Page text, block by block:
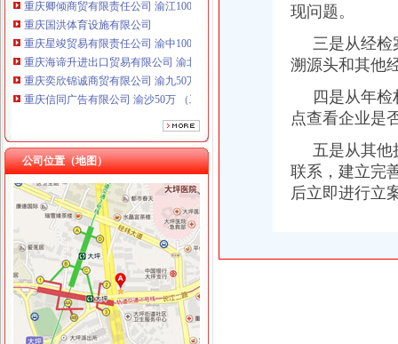
重庆国洪体育设施有限公司
重庆星竣贸易有限责任公司 渝中100万 （进出口权）
重庆海谛升进出口贸易有限公司 渝北100万 （进出口权）
重庆奕欣锦诚商贸有限公司 渝九50万 （工商注册）
重庆信同广告有限公司 渝沙50万 （工商注册）
重庆三虹房地产营销策划有限公司
重庆鸽牌电线电缆有限公司 渝北10010万 (进出口权)
重庆傲志众达投资咨询有限责任公司 渝九1000万 （增资）
重庆臣夫商贸有限公司 （执照专让）
重庆卿倾商贸有限责任公司 渝江100万 （工商注册）
重庆国洪体育设施有限公司
重庆星竣贸易有限责任公司 渝中100万 （进出口权）
重庆海谛升进出口贸易有限公司 渝北100万 （进出口权）
重庆奕欣锦诚商贸有限公司 渝九50万 （工商注册）
重庆信同广告有限公司 渝沙50万 （工商注册）
重庆三虹房地产营销策划有限公司
重庆宝鹰汽车销售有限公司
公司位置（地图）
工商动态
璧山局“六个化”一般纳税人怎么交税推进政务公开工作
荣昌局怎么注册一般纳税人突出重点认真开展农机护农专项理行动
永川局化农资市代办一般纳税人场监管取得初步成效
双桥区隆重纪念3.15国际消费者权益保护日
铜梁局一般纳税人怎么交税形式多样开展3.15国际消费者权益日纪念活动
江津局认真开展的一般纳税人注册流程3·15宣活动
现问题。
三是从经检
溯源头和其他
四是从年检
点查看企业是
五是从其他
联系，建立完
后立即进行立